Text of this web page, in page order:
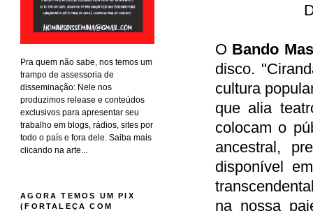
O Bando
disco.
cultura
que alia
colocam o
ancestral,
disponível
na nossa
Pra quem não sabe, nos temos um
trampo de assessoria de
disseminação: Nele nos
produzimos release e conteúdos
exclusivos para apresentar seu
trabalho em blogs, rádios, sites por
todo o país e fora dele. Saiba mais
clicando na arte...
AGORA TEMOS UM PIX
(FORTALEÇA COM